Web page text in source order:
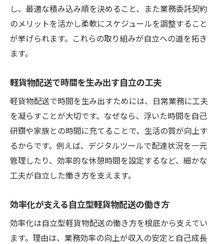
し、最適な積み込み順を決めること、また業務委託契約
のメリットを活かし柔軟にスケジュールを調整すること
が挙げられます。これらの取り組みが自立への道を拓き
ます。
軽貨物配送で時間を生み出す自立の工夫
軽貨物配送で時間を生み出すためには、日常業務に工夫
を凝らすことが大切です。なぜなら、浮いた時間を自己
研鑽や家族との時間に充てることで、生活の質が向上す
るからです。例えば、デジタルツールで配達状況を一元
管理したり、効率的な休憩時間を設定するなど、細かな
工夫が自立した働き方を支えます。
効率化が支える自立型軽貨物配送の働き方
効率化は自立型軽貨物配送の働き方を根底から支えてい
ます。理由は、業務効率の向上が収入の安定と自己成長